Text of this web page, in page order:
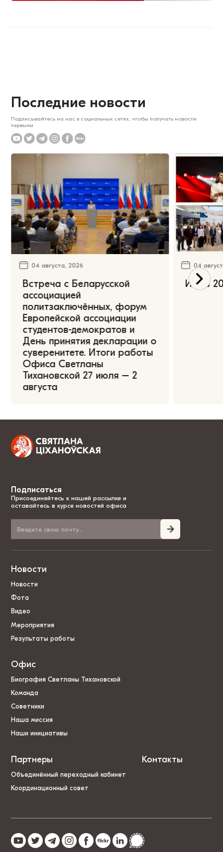
Последние новости
Подписывайтесь на нас в социальных сетях, чтобы получать новости
первыми
04 августа, 2026
Встреча с Беларусской
ассоциацией
политзаключённых, форум
Европейской ассоциации
студентов-демократов и
День принятия декларации о
суверенитете. Итоги работы
Офиса Светланы
Тихановской 27 июля – 2
августа
04
Июль
Подписаться
Присоединяйтесь к нашей рассылке и
оставайтесь в курсе новостей офиса
Новости
Новости
Фота
Видео
Мероприятия
Результаты работы
Офис
Биография Светланы Тихановской
Команда
Советники
Наша миссия
Наши инициативы
Партнеры
Объединённый переходный кабинет
Координационный совет
Контакты